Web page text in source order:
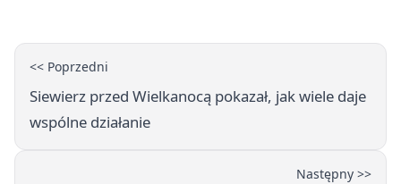
<< Poprzedni
Siewierz przed Wielkanocą pokazał, jak wiele daje
wspólne działanie
Następny >>